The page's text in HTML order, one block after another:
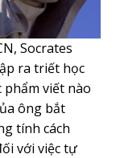
Socrates
ra triết học
phẩm viết nào
ông bắt
tính cách
với việc tự